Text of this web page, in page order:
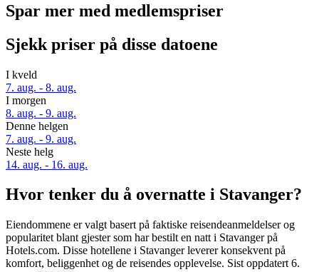
Spar mer med medlemspriser
Sjekk priser på disse datoene
I kveld
7. aug. - 8. aug.
I morgen
8. aug. - 9. aug.
Denne helgen
7. aug. - 9. aug.
Neste helg
14. aug. - 16. aug.
Hvor tenker du å overnatte i Stavanger?
Eiendommene er valgt basert på faktiske reisendeanmeldelser og
popularitet blant gjester som har bestilt en natt i Stavanger på
Hotels.com. Disse hotellene i Stavanger leverer konsekvent på
komfort, beliggenhet og de reisendes opplevelse. Sist oppdatert 6.